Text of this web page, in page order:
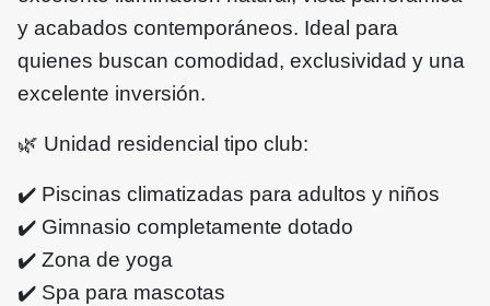
y acabados contemporáneos. Ideal para
quienes buscan comodidad, exclusividad y una
excelente inversión.
🌿 Unidad residencial tipo club:
✔️ Piscinas climatizadas para adultos y niños
✔️ Gimnasio completamente dotado
✔️ Zona de yoga
✔️ Spa para mascotas